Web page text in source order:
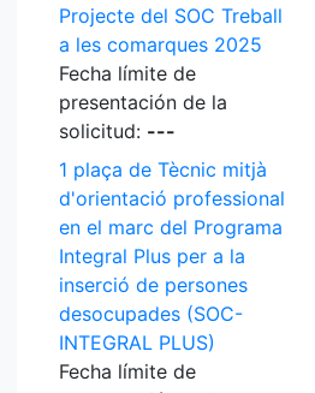
Projecte del SOC Treball
a les comarques 2025
Fecha límite de
presentación de la
solicitud: ---
1 plaça de Tècnic mitjà
d'orientació professional
en el marc del Programa
Integral Plus per a la
inserció de persones
desocupades (SOC-
INTEGRAL PLUS)
Fecha límite de